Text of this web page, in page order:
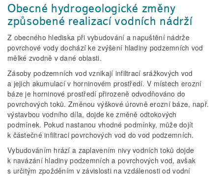
Obecné hydrogeologické změny
způsobené realizací vodních nádrží
Z obecného hlediska při vybudování a napuštění nádrže
povrchové vody dochází ke zvýšení hladiny podzemních vod
mělké zvodně v dané oblasti.
Zásoby podzemních vod vznikají infiltrací srážkových vod
a jejich akumulací v horninovém prostředí. V místech erozní
báze je horninové prostředí přirozeně odvodňováno do
povrchových toků. Změnou výškové úrovně erozní báze, např.
výstavbou vodního díla, dojde ke změně odtokových
podmínek. Pokud nastanou vhodné podmínky, může dojít
k částečné infiltraci povrchových vod do vod podzemních.
Vybudováním hrází a zaplavením nivy vodních toků dojde
k navázání hladiny podzemních a povrchových vod, avšak
s určitým zpožděním v závislosti na vzdálenosti od vodní